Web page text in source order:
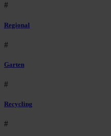
#
Regional
#
Garten
#
Recycling
#